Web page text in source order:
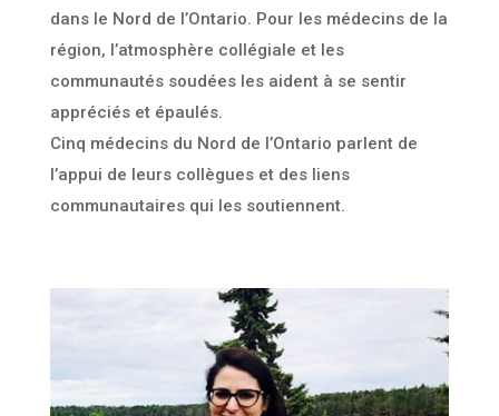
dans le Nord de l’Ontario. Pour les médecins de la
région, l’atmosphère collégiale et les
communautés soudées les aident à se sentir
appréciés et épaulés.
Cinq médecins du Nord de l’Ontario parlent de
l’appui de leurs collègues et des liens
communautaires qui les soutiennent.